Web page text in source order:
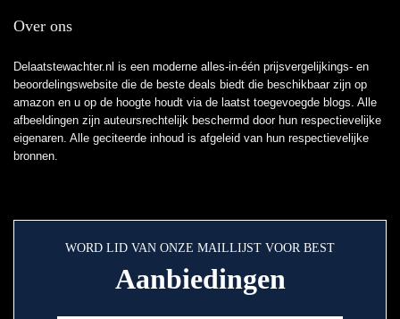
Over ons
Delaatstewachter.nl is een moderne alles-in-één prijsvergelijkings- en
beoordelingswebsite die de beste deals biedt die beschikbaar zijn op
amazon en u op de hoogte houdt via de laatst toegevoegde blogs. Alle
afbeeldingen zijn auteursrechtelijk beschermd door hun respectievelijke
eigenaren. Alle geciteerde inhoud is afgeleid van hun respectievelijke
bronnen.
WORD LID VAN ONZE MAILLIJST VOOR BEST
Aanbiedingen